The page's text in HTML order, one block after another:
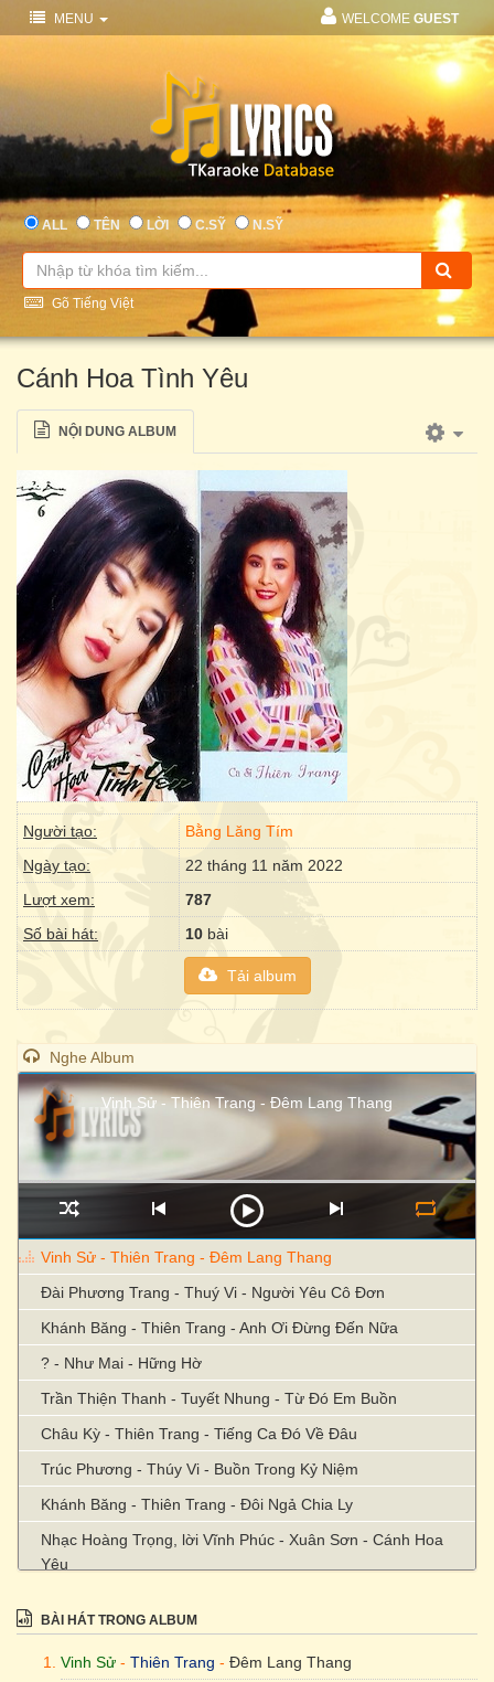
MENU WELCOME GUEST
ALL TÊN LỜI C.SỸ N.SỸ
Gõ Tiếng Việt
Cánh Hoa Tình Yêu
NỘI DUNG ALBUM
Người tạo:
Bằng Lăng Tím
Ngày tạo:
22 tháng 11 năm 2022
Lượt xem:
787
Số bài hát:
10 bài
Tải album
Nghe Album
Vinh Sử - Thiên Trang - Đêm Lang Thang
Vinh Sử - Thiên Trang - Đêm Lang Thang
Đài Phương Trang - Thuý Vi - Người Yêu Cô Đơn
Khánh Băng - Thiên Trang - Anh Ơi Đừng Đến Nữa
? - Như Mai - Hững Hờ
Trần Thiện Thanh - Tuyết Nhung - Từ Đó Em Buồn
Châu Kỳ - Thiên Trang - Tiếng Ca Đó Về Đâu
Trúc Phương - Thúy Vi - Buồn Trong Kỷ Niệm
Khánh Băng - Thiên Trang - Đôi Ngả Chia Ly
Nhạc Hoàng Trọng, lời Vĩnh Phúc - Xuân Sơn - Cánh Hoa
Yêu
BÀI HÁT TRONG ALBUM
Vinh Sử - Thiên Trang - Đêm Lang Thang